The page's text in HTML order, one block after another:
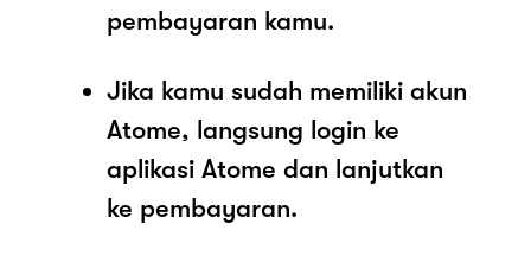
pembayaran kamu.
Jika kamu sudah memiliki akun
Atome, langsung login ke
aplikasi Atome dan lanjutkan
ke pembayaran.